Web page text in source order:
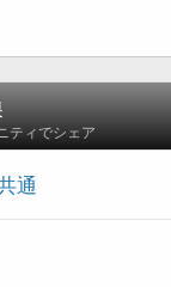
ティでシェア
通